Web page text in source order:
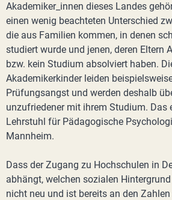
Akademiker_innen dieses Landes
einen wenig beachteten Unterschied
die aus Familien kommen, in denen
studiert wurde und jenen, deren Eltern
bzw. kein Studium absolviert haben.
Akademikerkinder leiden
Prüfungsangst und werden deshalb
unzufriedener mit ihrem Studium. Das
Lehrstuhl für Pädagogische
Mannheim.
Dass der Zugang zu Hochschulen in
abhängt, welchen sozialen
nicht neu und ist bereits an den